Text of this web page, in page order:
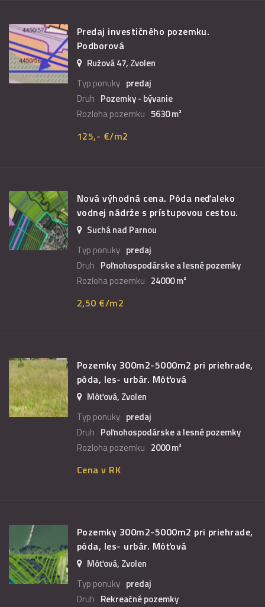
Predaj investičného pozemku.
Podborová
Ružová 47, Zvolen
Typ ponuky predaj
Druh Pozemky - bývanie
Rozloha pozemku 5630 m²
125,- €/m2
Nová výhodná cena. Pôda neďaleko
vodnej nádrže s prístupovou cestou.
Suchá nad Parnou
Typ ponuky predaj
Druh Poľnohospodárske a lesné pozemky
Rozloha pozemku 24000 m²
2,50 €/m2
Pozemky 300m2-5000m2 pri priehrade,
pôda, les- urbár. Môťová
Môťová, Zvolen
Typ ponuky predaj
Druh Poľnohospodárske a lesné pozemky
Rozloha pozemku 2000 m²
Cena v RK
Pozemky 300m2-5000m2 pri priehrade,
pôda, les- urbár. Môťová
Môťová, Zvolen
Typ ponuky predaj
Druh Rekreačné pozemky